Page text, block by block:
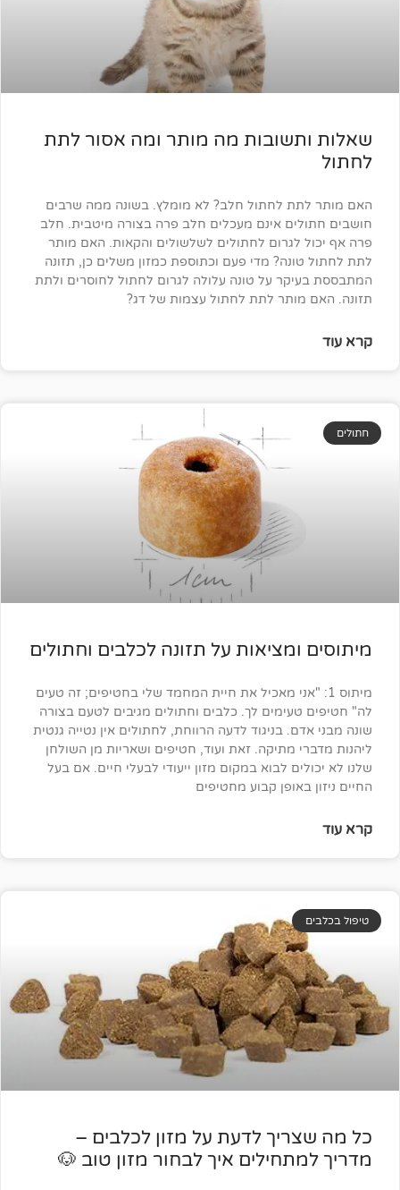
מה מותר ומה אסור לתת
לחתול חלב? לא מומלץ. בשונה ממה שרבים
אינם מעכלים חלב פרה בצורה מיטבית. חלב
לחתולים לשלשולים והקאות. האם מותר
מדי פעם וכתוספת כמזון משלים כן, תזונה
על טונה עלולה לגרום לחתול לחוסרים ולתת
לתת לחתול עצמות של דג?
על תזונה לכלבים וחתולים
1: "אני מאכיל את חיית המחמד שלי בחטיפים; זה טעים
לך. כלבים וחתולים מגיבים לטעם בצורה
בניגוד לדעה הרווחת, לחתולים אין נטייה גנטית
מתיקה. זאת ועוד, חטיפים ושאריות מן השולחן
לבוא במקום מזון ייעודי לבעלי חיים. אם בעל
קבוע מחטיפים
לדעת על מזון לכלבים –
איך לבחור מזון טוב 🐶